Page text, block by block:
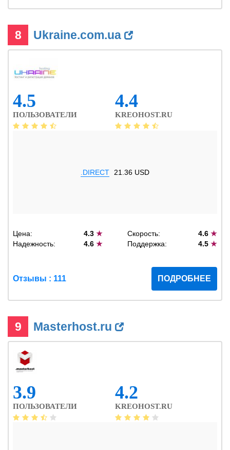
8 Ukraine.com.ua
4.5
ПОЛЬЗОВАТЕЛИ
4.4
KREOHOST.RU
.DIRECT 21.36 USD
Цена: 4.3★ Скорость: 4.6 ★
Надежность:
4.6★ Поддержка: 4.5 ★
Отзывы : 111 ПОДРОБНЕЕ
9 Masterhost.ru
3.9
ПОЛЬЗОВАТЕЛИ
4.2
KREOHOST.RU